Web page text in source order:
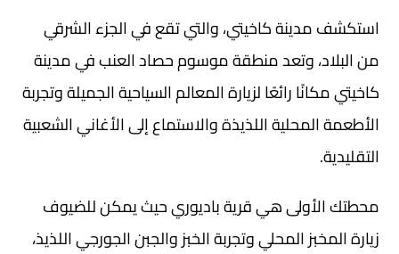
استكشف مدينة كاخيتي، والتي تقع في الجزء الشرقي
من البلاد، وتعد منطقة موسوم حصاد العنب في مدينة
كاخيتي مكانًا رائعًا لزيارة المعالم السياحية الجميلة وتجربة
الأطعمة المحلية اللذيذة والاستماع إلى الأغاني الشعبية
التقليدية.
محطتك الأولى هي قرية باديوري حيث يمكن للضيوف
زيارة المخبز المحلي وتجربة الخبز والجبن الجورجي اللذيذ،